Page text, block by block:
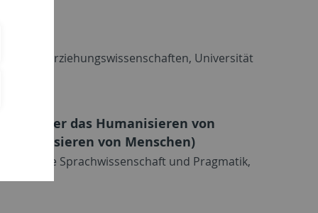
Erziehungswissenschaften, Universität
Über das Humanisieren von
von Menschen)
Sprachwissenschaft und Pragmatik,